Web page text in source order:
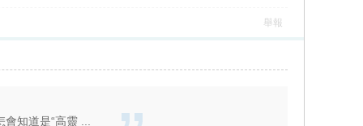
舉報
知道是“高靈 ...